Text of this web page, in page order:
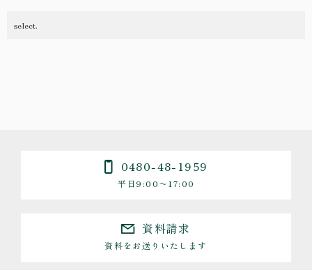
0480-48-1959
平日9:00〜17:00
資料請求
資料をお送りいたします